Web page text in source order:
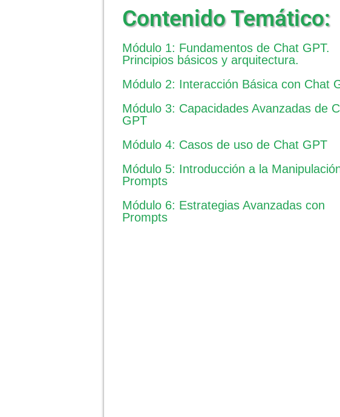
Contenido Temático:
Módulo 1: Fundamentos de Chat GPT.
Principios básicos y arquitectura.
Módulo 2: Interacción Básica con Chat
Módulo 3: Capacidades Avanzadas de
GPT
Módulo 4: Casos de uso de Chat GPT
Módulo 5: Introducción a la
Prompts
Módulo 6: Estrategias Avanzadas con
Prompts